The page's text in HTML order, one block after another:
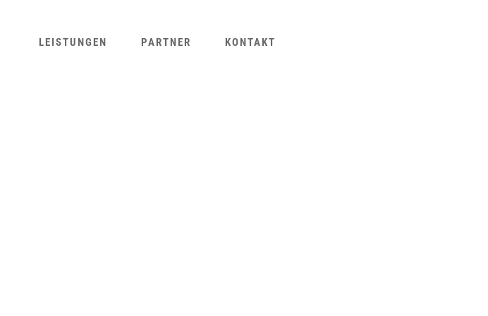
LEISTUNGEN PARTNER KONTAKT